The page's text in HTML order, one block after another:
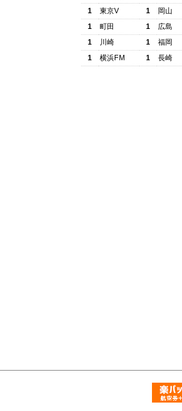
1
東京V 1
岡山
1
町田 1
広島
1
川崎 1
福岡
1
横浜FM 1 長崎